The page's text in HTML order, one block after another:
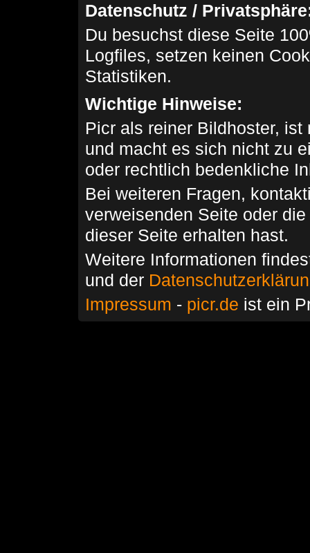
Datenschutz /
Du besuchst diese Seite
Logfiles, setzen keinen
Statistiken.
Wichtige Hinweise:
Picr als reiner Bildhoster,
und macht es sich nicht zu
oder rechtlich bedenkliche
Bei weiteren Fragen,
verweisenden Seite oder
dieser Seite erhalten hast.
Weitere Informationen
und der
Impressum - picr.de ist ein